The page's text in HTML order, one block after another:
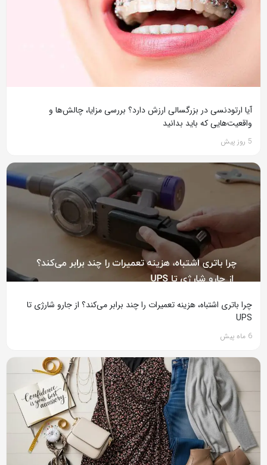
آیا ارتودنسی در بزرگسالی ارزش دارد؟ بررسی مزایا، چالش‌ها و
واقعیت‌هایی که باید بدانید
5 روز پیش
چرا باتری اشتباه، هزینه تعمیرات را چند برابر می‌کند؟ از جارو شارژی تا
UPS
6 ماه پیش